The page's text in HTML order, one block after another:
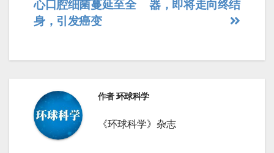
章
航
器，即将走向终结
心口腔细菌蔓延至全
身，引发癌变
作者环球科学
《环球科学》杂志